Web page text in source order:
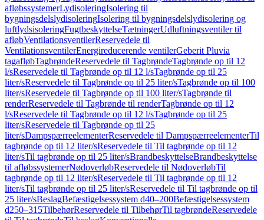
afløbssystemerLydisoleringIsolering til
bygningsdelslydisoleringIsolering til bygningsdelslydisolering og
luftlydsisoleringFugtbeskyttelseTætningerUdluftningsventiler til
afløbVentilationsventilerReservedele til
VentilationsventilerEnergireducerende ventilerGeberit Pluvia
tagafløbTagbrøndeReservedele til TagbrøndeTagbrønde op til 12
l/sReservedele til Tagbrønde op til 12 l/sTagbrønde op til 25
liter/sReservedele til Tagbrønde op til 25 liter/sTagbrønde op til 100
liter/sReservedele til Tagbrønde op til 100 liter/sTagbrønde til
renderReservedele til Tagbrønde til renderTagbrønde op til 12
l/sReservedele til Tagbrønde op til 12 l/sTagbrønde op til 25
liter/sReservedele til Tagbrønde op til 25
liter/sDampspærreelementerReservedele til DampspærreelementerTil
tagbrønde op til 12 liter/sReservedele til Til tagbrønde op til 12
liter/sTil tagbrønde op til 25 liter/sBrandbeskyttelseBrandbeskyttelse
til afløbssystemerNødoverløbReservedele til NødoverløbTil
tagbrønde op til 12 liter/sReservedele til Til tagbrønde op til 12
liter/sTil tagbrønde op til 25 liter/sReservedele til Til tagbrønde op til
25 liter/sBeslagBefæstigelsessystem d40–200Befæstigelsessystem
d250–315TilbehørReservedele til TilbehørTil tagbrøndeReservedele